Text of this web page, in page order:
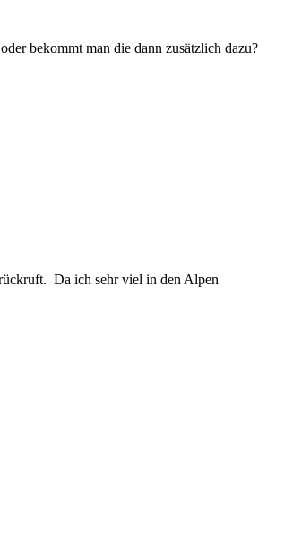
bekommt man die dann zusätzlich dazu?
Da ich sehr viel in den Alpen